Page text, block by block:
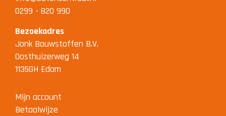
0299 - 820 990
Bezoekadres
Jonk Bouwstoffen B.V.
Oosthuizerweg 14
1135GH Edam
Mijn account
Betaalwijze